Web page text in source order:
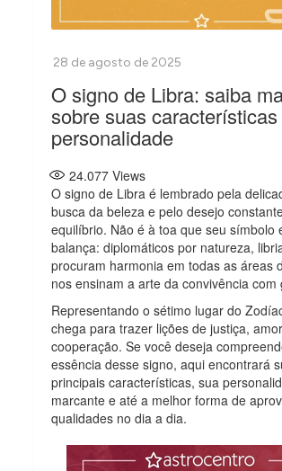
O signo de Libra: saiba
sobre suas
personalidade
24.077 Views
O signo de Libra é lembrado pela
busca da beleza e pelo desejo
equilíbrio. Não é à toa que seu símbolo
balança: diplomáticos por natureza,
procuram harmonia em todas as áreas
nos ensinam a arte da convivência com
Representando o sétimo lugar do
chega para trazer lições de justiça,
cooperação. Se você deseja
essência desse signo, aqui encontrará
principais características, sua
marcante e até a melhor forma de
qualidades no dia a dia.